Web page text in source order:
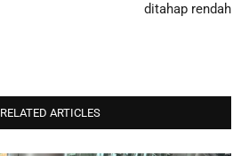
ditahap rendah
RELATED ARTICLES